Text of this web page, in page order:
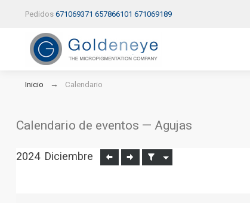
Pedidos 671069371 657866101 671069189
Inicio Calendario
Calendario de eventos — Agujas
2024 Diciembre